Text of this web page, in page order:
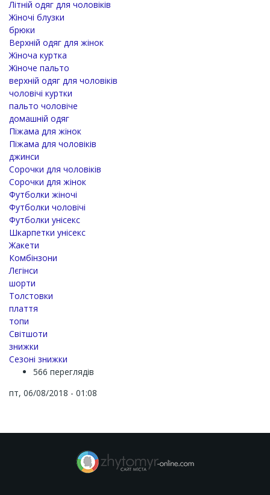
Літній одяг для чоловіків
Жіночі блузки
брюки
Верхній одяг для жінок
Жіноча куртка
Жіноче пальто
верхній одяг для чоловіків
чоловічі куртки
пальто чоловіче
домашній одяг
Піжама для жінок
Піжама для чоловіків
джинси
Сорочки для чоловіків
Сорочки для жінок
Футболки жіночі
Футболки чоловічі
Футболки унісекс
Шкарпетки унісекс
Жакети
Комбінзони
Лєгінси
шорти
Толстовки
плаття
топи
Світшоти
знижки
Сезоні знижки
566 переглядів
пт, 06/08/2018 - 01:08